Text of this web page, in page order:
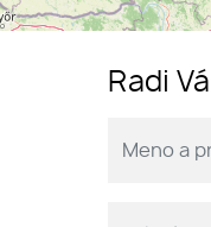
Radi